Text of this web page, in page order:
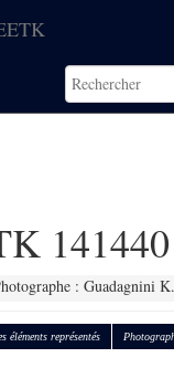
141440
: Guadagnini K.
éléments représentés